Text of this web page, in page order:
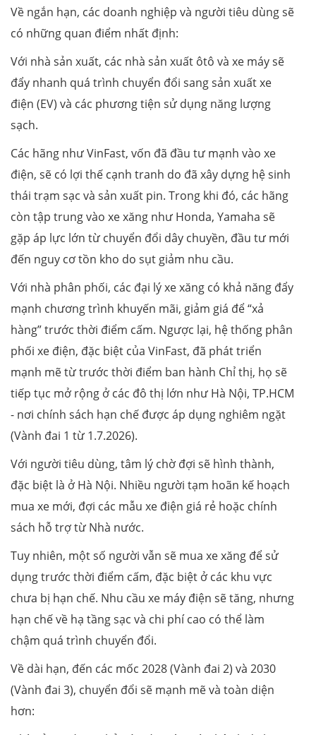
Về ngắn hạn, các doanh nghiệp và người tiêu dùng sẽ
có những quan điểm nhất định:
Với nhà sản xuất, các nhà sản xuất ôtô và xe máy sẽ
đẩy nhanh quá trình chuyển đổi sang sản xuất xe
điện (EV) và các phương tiện sử dụng năng lượng
sạch.
Các hãng như VinFast, vốn đã đầu tư mạnh vào xe
điện, sẽ có lợi thế cạnh tranh do đã xây dựng hệ sinh
thái trạm sạc và sản xuất pin. Trong khi đó, các hãng
còn tập trung vào xe xăng như Honda, Yamaha sẽ
gặp áp lực lớn từ chuyển đổi dây chuyền, đầu tư mới
đến nguy cơ tồn kho do sụt giảm nhu cầu.
Với nhà phân phối, các đại lý xe xăng có khả năng đẩy
mạnh chương trình khuyến mãi, giảm giá để “xả
hàng” trước thời điểm cấm. Ngược lại, hệ thống phân
phối xe điện, đặc biệt của VinFast, đã phát triển
mạnh mẽ từ trước thời điểm ban hành Chỉ thị, họ sẽ
tiếp tục mở rộng ở các đô thị lớn như Hà Nội, TP.HCM
- nơi chính sách hạn chế được áp dụng nghiêm ngặt
(Vành đai 1 từ 1.7.2026).
Với người tiêu dùng, tâm lý chờ đợi sẽ hình thành,
đặc biệt là ở Hà Nội. Nhiều người tạm hoãn kế hoạch
mua xe mới, đợi các mẫu xe điện giá rẻ hoặc chính
sách hỗ trợ từ Nhà nước.
Tuy nhiên, một số người vẫn sẽ mua xe xăng để sử
dụng trước thời điểm cấm, đặc biệt ở các khu vực
chưa bị hạn chế. Nhu cầu xe máy điện sẽ tăng, nhưng
hạn chế về hạ tầng sạc và chi phí cao có thể làm
chậm quá trình chuyển đổi.
Về dài hạn, đến các mốc 2028 (Vành đai 2) và 2030
(Vành đai 3), chuyển đổi sẽ mạnh mẽ và toàn diện
hơn: